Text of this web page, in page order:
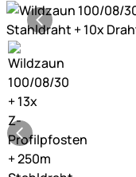
Produktgalerie